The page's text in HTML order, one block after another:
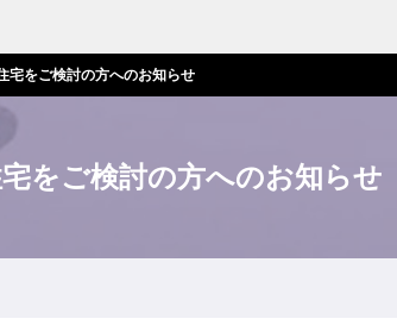
宅をご検討の方へのお知らせ
をご検討の方へのお知らせ